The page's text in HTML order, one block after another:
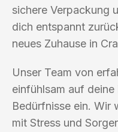
sichere Verpackung
dich entspannt
neues Zuhause in
Unser Team von
einfühlsam auf
Bedürfnisse ein. Wir
mit Stress und